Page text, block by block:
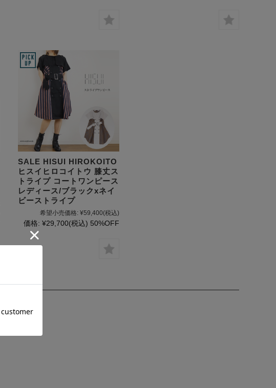
SALE HISUI HIROKOITO
ヒスイヒロコイトウ 膝丈ス
トライプ コートワンピース
レディース/ブラックxネイ
ビーストライプ
希望小売価格: ¥59,400(税込)
価格: ¥29,700(税込) 50%OFF